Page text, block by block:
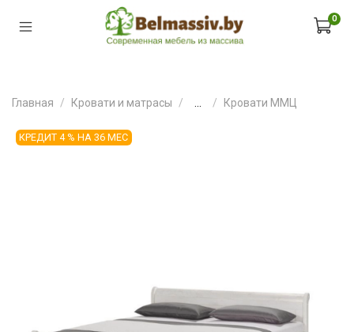
0
Главная Кровати и матрасы Кровати ММЦ
КРЕДИТ 4 % НА 36 МЕС